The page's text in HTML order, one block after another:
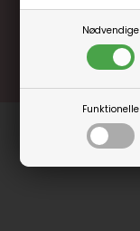
Nødvendige
Funktionelle
Læs